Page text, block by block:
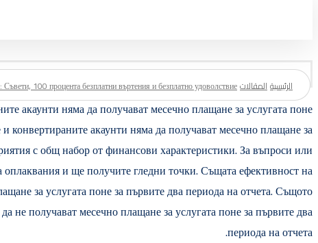
الرئيسيةالمقالات100 процента безплатни въртения и безплатно удоволствие
акаунти няма да получават месечно плащане за услугата поне
акаунти няма да получават месечно плащане за
с общ набор от финансови характеристики. За въпроси или
и ще получите гледни точки. Същата ефективност на
за услугата поне за първите два периода на отчета. Същото
не получават месечно плащане за услугата поне за първите два
периода на отчета.